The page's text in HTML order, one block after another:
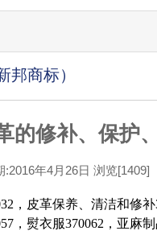
邦商标）
的修补、保护
:2016年4月26日 浏览[1409]
，皮革保养、清洁和修
，熨衣服370062，亚麻